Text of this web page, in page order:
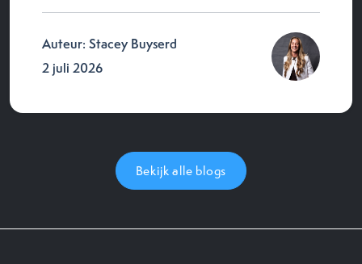
Auteur: Stacey Buyserd
2 juli 2026
Bekijk alle blogs